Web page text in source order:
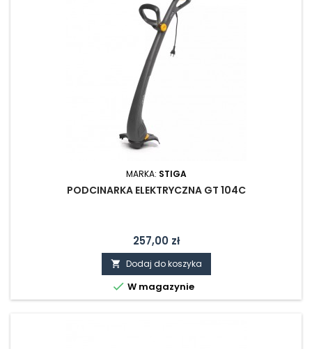
MARKA: STIGA
PODCINARKA ELEKTRYCZNA GT 104C
Cena
257,00 zł
 Dodaj do koszyka
 W magazynie